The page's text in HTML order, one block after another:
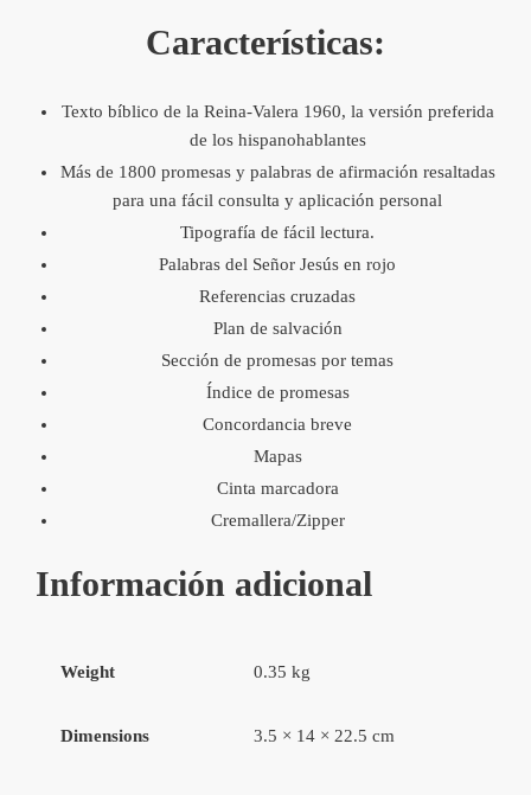
Características:
Texto bíblico de la Reina-Valera 1960, la versión preferida
de los hispanohablantes
Más de 1800 promesas y palabras de afirmación resaltadas
para una fácil consulta y aplicación personal
Tipografía de fácil lectura.
Palabras del Señor Jesús en rojo
Referencias cruzadas
Plan de salvación
Sección de promesas por temas
Índice de promesas
Concordancia breve
Mapas
Cinta marcadora
Cremallera/Zipper
Información adicional
Weight 0.35 kg
Dimensions 3.5 × 14 × 22.5 cm